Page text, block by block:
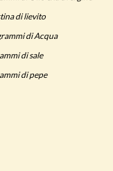
di lievito
di Acqua
di sale
di pepe